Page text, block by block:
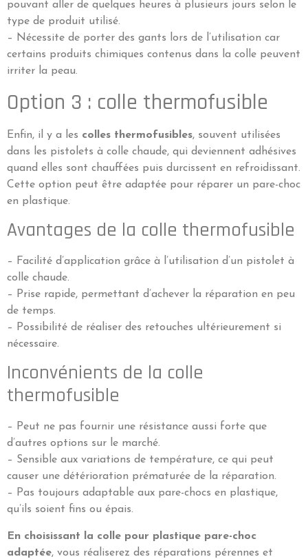
pouvant aller de quelques heures à plusieurs jours selon le
type de produit utilisé.
– Nécessite de porter des gants lors de l’utilisation car
certains produits chimiques contenus dans la colle peuvent
irriter la peau.
Option 3 : colle thermofusible
Enfin, il y a les colles thermofusibles, souvent utilisées
dans les pistolets à colle chaude, qui deviennent adhésives
quand elles sont chauffées puis durcissent en refroidissant.
Cette option peut être adaptée pour réparer un pare-choc
en plastique.
Avantages de la colle thermofusible
– Facilité d’application grâce à l’utilisation d’un pistolet à
colle chaude.
– Prise rapide, permettant d’achever la réparation en peu
de temps.
– Possibilité de réaliser des retouches ultérieurement si
nécessaire.
Inconvénients de la colle
thermofusible
– Peut ne pas fournir une résistance aussi forte que
d’autres options sur le marché.
– Sensible aux variations de température, ce qui peut
causer une détérioration prématurée de la réparation.
– Pas toujours adaptable aux pare-chocs en plastique,
qu’ils soient fins ou épais.
En choisissant la colle pour plastique pare-choc
adaptée, vous réaliserez des réparations pérennes et